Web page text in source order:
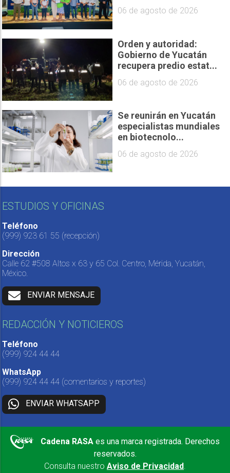
06 de agosto de 2026
Orden y autoridad:
Gobierno de Yucatán
recupera predio estat...
06 de agosto de 2026
Se reunirán en Yucatán
especialistas mundiales
en biotecnolo...
06 de agosto de 2026
ESTUDIOS Y OFICINAS
Teléfono
(999) 923 61 55 (recepción)
Dirección
Calle 62 #508 Altos x 63 y 65 Col. Centro, Mérida, Yucatán,
México.
ENVIAR MENSAJE
REDACCIÓN Y NOTICIEROS
Teléfono
(999) 924 44 44
WhatsApp
(999) 924 44 44 (comentarios y reportes)
ENVIAR WHATSAPP
Cadena RASA es una marca registrada. Derechos
reservados.
Consulta nuestro Aviso de Privacidad